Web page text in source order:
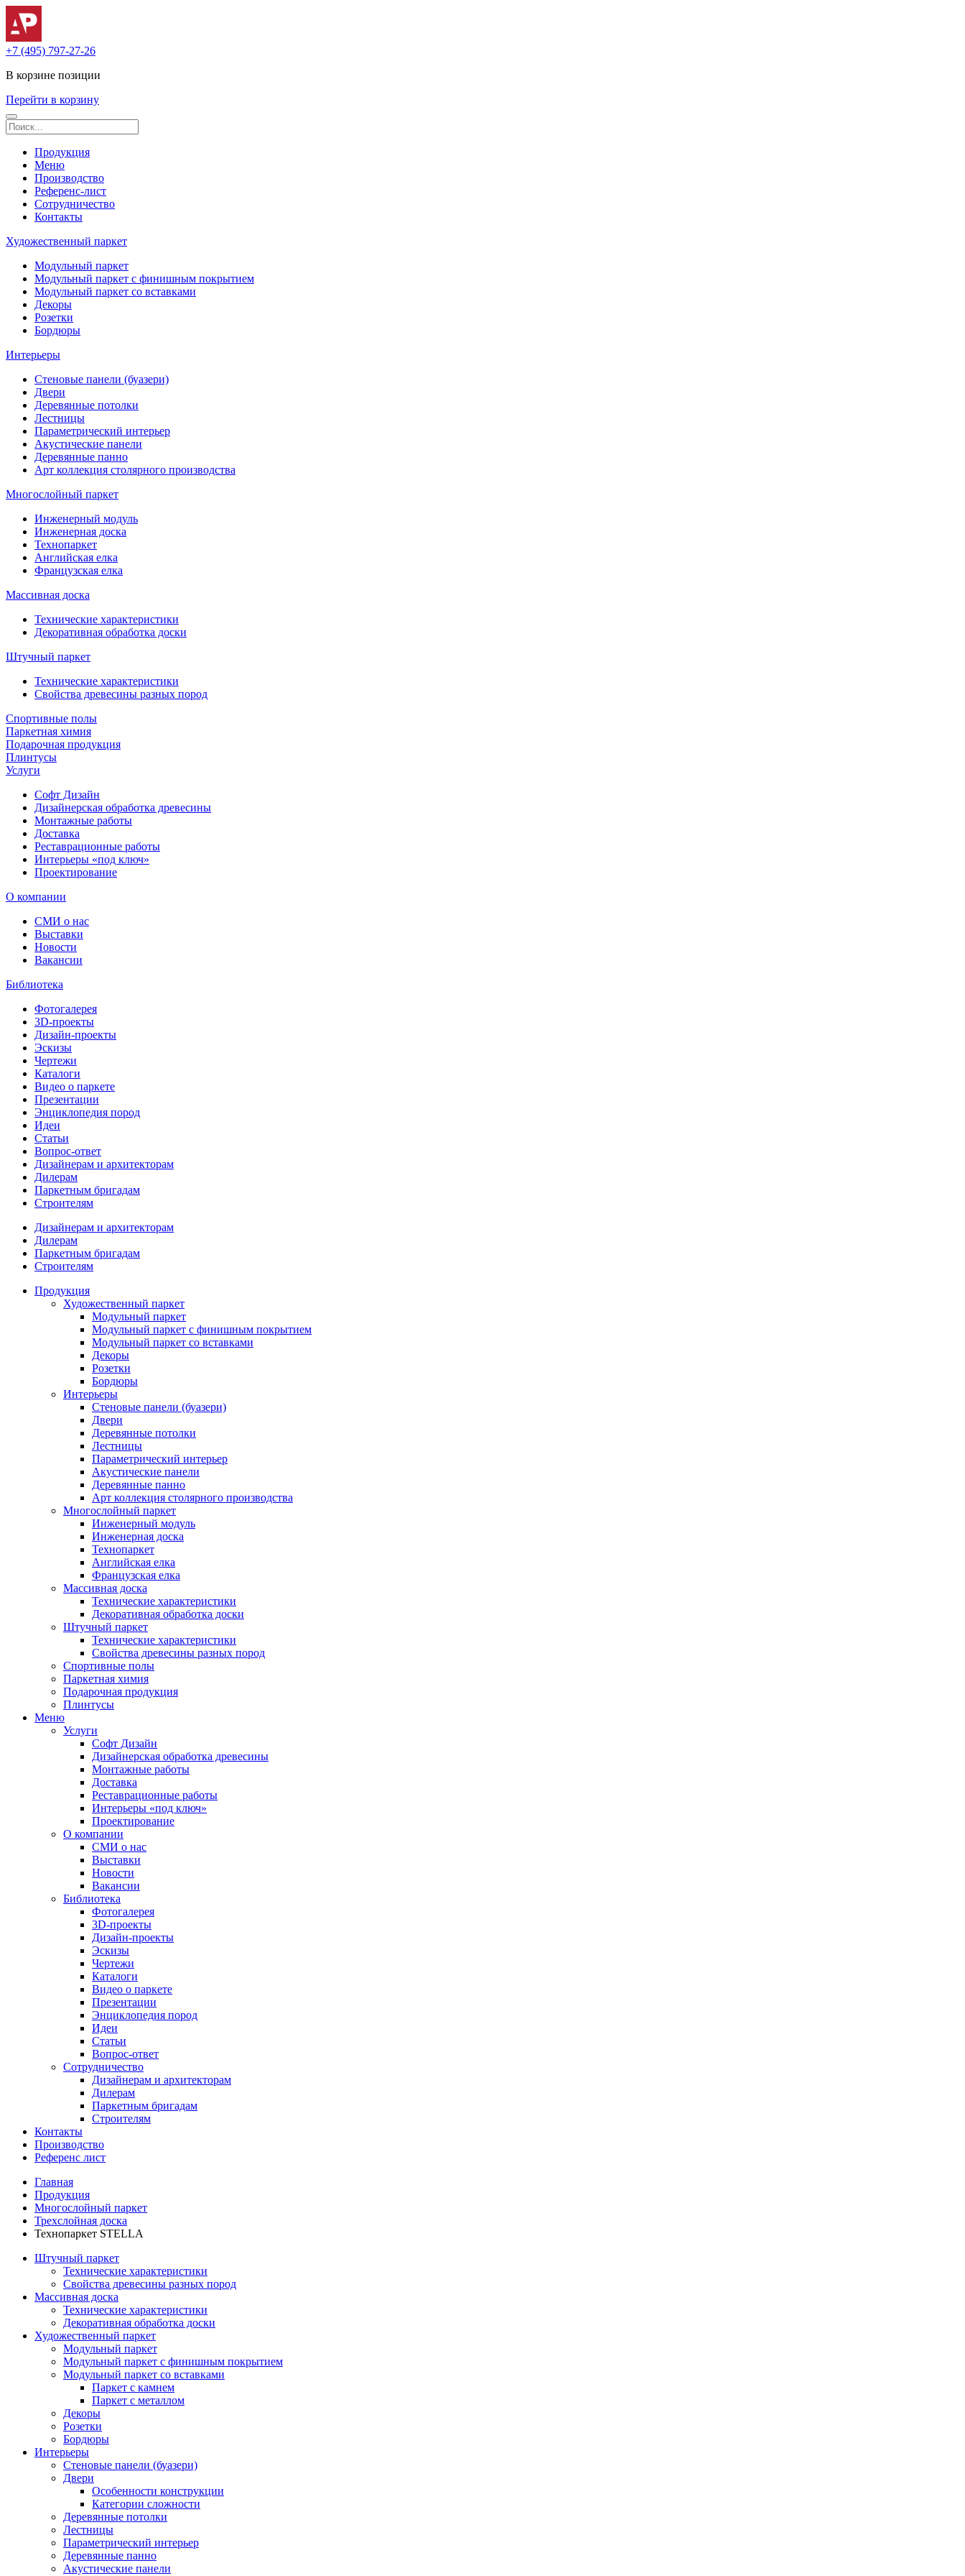
+7 (495) 797-27-26
В корзине позиции
Перейти в корзину
Продукция
Меню
Производство
Референс-лист
Сотрудничество
Контакты
Художественный паркет
Модульный паркет
Модульный паркет с финишным покрытием
Модульный паркет со вставками
Декоры
Розетки
Бордюры
Интерьеры
Стеновые панели (буазери)
Двери
Деревянные потолки
Лестницы
Параметрический интерьер
Акустические панели
Деревянные панно
Арт коллекция столярного производства
Многослойный паркет
Инженерный модуль
Инженерная доска
Технопаркет
Английская елка
Французская елка
Массивная доска
Технические характеристики
Декоративная обработка доски
Штучный паркет
Технические характеристики
Свойства древесины разных пород
Спортивные полы
Паркетная химия
Подарочная продукция
Плинтусы
Услуги
Софт Дизайн
Дизайнерская обработка древесины
Монтажные работы
Доставка
Реставрационные работы
Интерьеры «под ключ»
Проектирование
О компании
СМИ о нас
Выставки
Новости
Вакансии
Библиотека
Фотогалерея
3D-проекты
Дизайн-проекты
Эскизы
Чертежи
Каталоги
Видео о паркете
Презентации
Энциклопедия пород
Идеи
Статьи
Вопрос-ответ
Дизайнерам и архитекторам
Дилерам
Паркетным бригадам
Строителям
Дизайнерам и архитекторам
Дилерам
Паркетным бригадам
Строителям
Продукция
Художественный паркет
Модульный паркет
Модульный паркет с финишным покрытием
Модульный паркет со вставками
Декоры
Розетки
Бордюры
Интерьеры
Стеновые панели (буазери)
Двери
Деревянные потолки
Лестницы
Параметрический интерьер
Акустические панели
Деревянные панно
Арт коллекция столярного производства
Многослойный паркет
Инженерный модуль
Инженерная доска
Технопаркет
Английская елка
Французская елка
Массивная доска
Технические характеристики
Декоративная обработка доски
Штучный паркет
Технические характеристики
Свойства древесины разных пород
Спортивные полы
Паркетная химия
Подарочная продукция
Плинтусы
Меню
Услуги
Софт Дизайн
Дизайнерская обработка древесины
Монтажные работы
Доставка
Реставрационные работы
Интерьеры «под ключ»
Проектирование
О компании
СМИ о нас
Выставки
Новости
Вакансии
Библиотека
Фотогалерея
3D-проекты
Дизайн-проекты
Эскизы
Чертежи
Каталоги
Видео о паркете
Презентации
Энциклопедия пород
Идеи
Статьи
Вопрос-ответ
Сотрудничество
Дизайнерам и архитекторам
Дилерам
Паркетным бригадам
Строителям
Контакты
Производство
Референс лист
Главная
Продукция
Многослойный паркет
Трехслойная доска
Технопаркет STELLA
Штучный паркет
Технические характеристики
Свойства древесины разных пород
Массивная доска
Технические характеристики
Декоративная обработка доски
Художественный паркет
Модульный паркет
Модульный паркет с финишным покрытием
Модульный паркет со вставками
Паркет с камнем
Паркет с металлом
Декоры
Розетки
Бордюры
Интерьеры
Стеновые панели (буазери)
Двери
Особенности конструкции
Категории сложности
Деревянные потолки
Лестницы
Параметрический интерьер
Деревянные панно
Акустические панели